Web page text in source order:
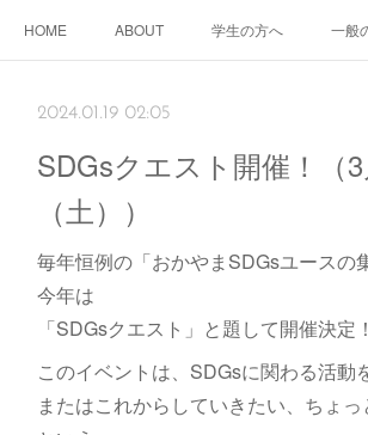
HOME ABOUT 学生の方へ 一般
2024.01.19 02:05
SDGsクエスト開催！（3
（土））
毎年恒例の「おかやまSDGsユースの
今年は
「SDGsクエスト」と題して開催決定！
このイベントは、SDGsに関わる活動
またはこれからしていきたい、ちょっ